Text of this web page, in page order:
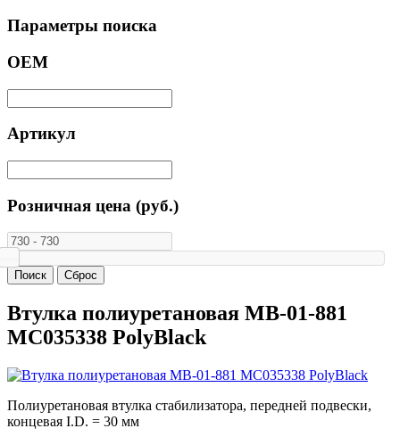
Параметры поиска
ОЕМ
Артикул
Розничная цена (руб.)
Втулка полиуретановая MB-01-881
MC035338 PolyBlack
Полиуретановая втулка стабилизатора, передней подвески,
концевая I.D. = 30 мм